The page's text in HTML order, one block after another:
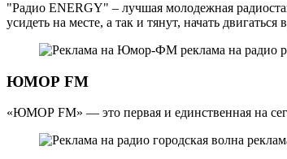
"Радио ENERGY" – лучшая молодежная
усидеть на месте, а так и тянут, начать
ЮМОР FM
«ЮМОР FM» — это первая и единственная на